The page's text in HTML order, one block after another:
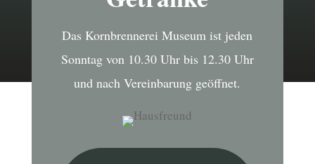
Das Kornbrennerei Museum ist jeden
Sonntag von 10.30 Uhr bis 12.30 Uhr
und nach Vereinbarung geöffnet.